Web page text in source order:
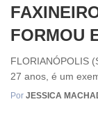
FORMOU
FLORIANÓPOLIS
27 anos, é um
Por JESSICA